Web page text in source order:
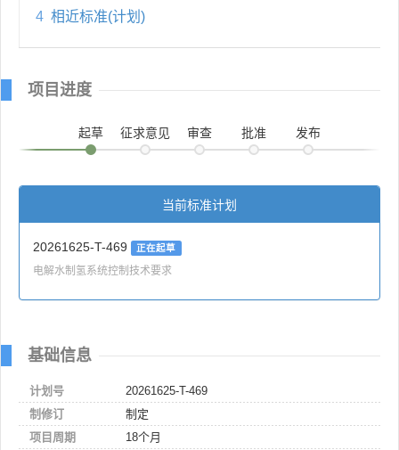
4 相近标准(计划)
项目进度
起草 征求意见 审查 批准 发布
当前标准计划
20261625-T-469 正在起草
电解水制氢系统控制技术要求
基础信息
计划号
20261625-T-469
制修订
制定
项目周期
18个月